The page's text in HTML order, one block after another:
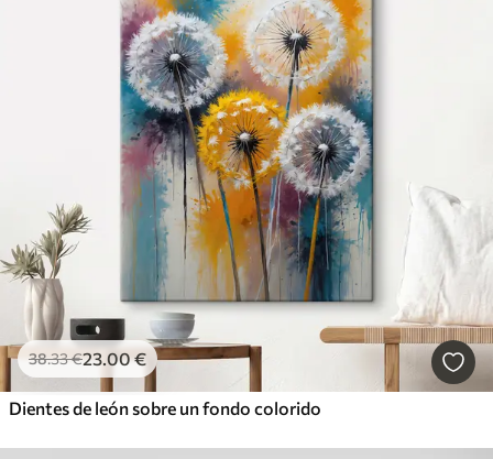
38.33€23.00€
Dientes de león sobre un fondo colorido